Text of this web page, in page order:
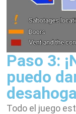
Paso 3:
puedo
Todo el juego